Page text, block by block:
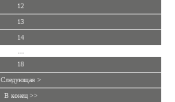
12
13
14
18
Следующая >
В конец >>